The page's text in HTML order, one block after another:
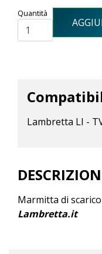
Quantità
Lambretta LI -
Marmitta di
Lambretta.it